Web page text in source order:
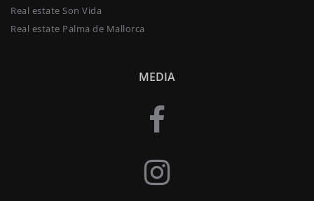
Real estate Son Vida
Real estate Palma de Mallorca
MEDIA